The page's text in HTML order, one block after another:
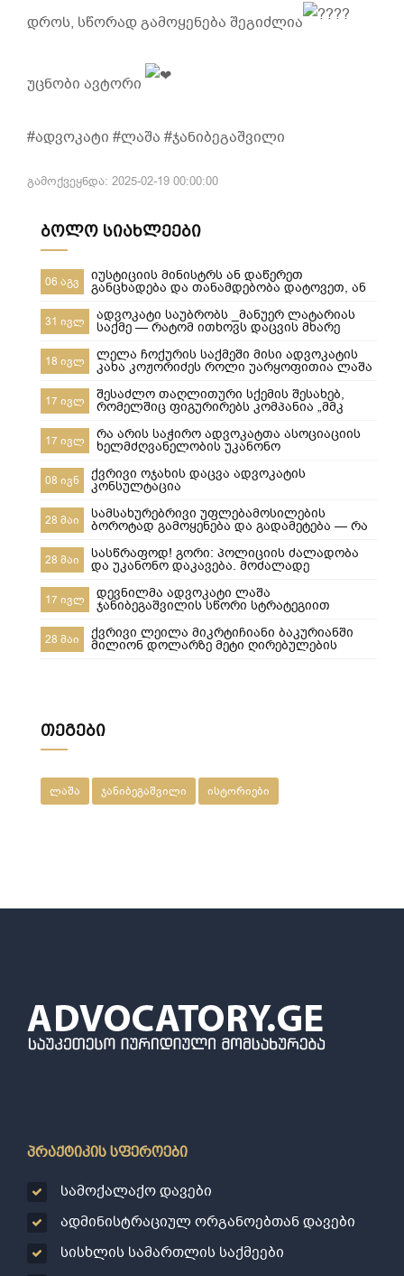
დროს, სწორად გამოყენება შეგიძლია
უცნობი ავტორი
#ადვოკატი #ლაშა #ჯანიბეგაშვილი
გამოქვეყნდა: 2025-02-19 00:00:00
ბოლო სიახლეები
06 აგვ იუსტიციის მინისტრს ან დაწერეთ
განცხადება და თანამდებობა დატოვეთ, ან
მიხედეთ საჯარო რეესტრის თანამშრომლებს
31 ივლ ადვოკატი საუბრობს _მანუერ ლატარიას
საქმე — რატომ ითხოვს დაცვის მხარე
უდანაშაულო ცნობილ 10-წლიანი
განაჩენის გადახედვას
18 ივლ ლელა ჩოქურის საქმეში მისი ადვოკატის
კახა კოჟორიძეს როლი უარყოფითია ლაშა
ჯანიბეგაშვილი
17 ივლ შესაძლო თაღლითური სქემის შესახებ,
რომელშიც ფიგურირებს კომპანია „მმკ
ავტოლიზინგი“
17 ივლ რა არის საჭირო ადვოკატთა ასოციაციის
ხელმძღვანელობის უკანონო
ძალმომრეობით ძალადობების
შესაჩერებლად ?
08 ივნ ქვრივი ოჯახის დაცვა ადვოკატის
კონსულტაცია
28 მაი სამსახურებრივი უფლებამოსილების
ბოროტად გამოყენება და გადამეტება — რა
ხდება გორში და რა სასამართლო
პასუხისმგებლობა ეკისრება პოლიციელებს
28 მაი სასწრაფოდ! გორი: პოლიციის ძალადობა
და უკანონო დაკავება. მოძალადე
პოლიციელები ყველანი დაუყოვნებლივ
სამსახურებიდან უნდა იქნეს გაშვებული და
პასუხისიგებაში მიცემული! ​ყველამ უნდა
ნახოს, რა ხდება რეალურად! გორში,10-მა
პოლიციელმა სასტიკად სცემა მოქალაქე,
ახლა კ
17 ივლ დევნილმა ადვოკატი ლაშა
ჯანიბეგაშვილის სწორი სტრატეგიით
დევნილთა სამინისტროს დავები მოუგო
28 მაი ქვრივი ლეილა მიკრტიჩიანი ბაკურიანში
მილიონ დოლარზე მეტი ღირებულების
სასტუმროს დაკარგვისგან თიბისი
თეგები
ლაშა ჯანიბეგაშვილი ისტორიები
პრაქტიკის სფეროები
სამოქალაქო დავები
ადმინისტრაციულ ორგანოებთან დავები
სისხლის სამართლის საქმეები